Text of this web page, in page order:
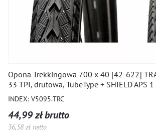
Opona Trekkingowa 700 x 40 [42-622]
33 TPI, drutowa, TubeType + SHIELD APS
INDEX: V5095.TRC
44,99 zł brutto
36,58 zł netto